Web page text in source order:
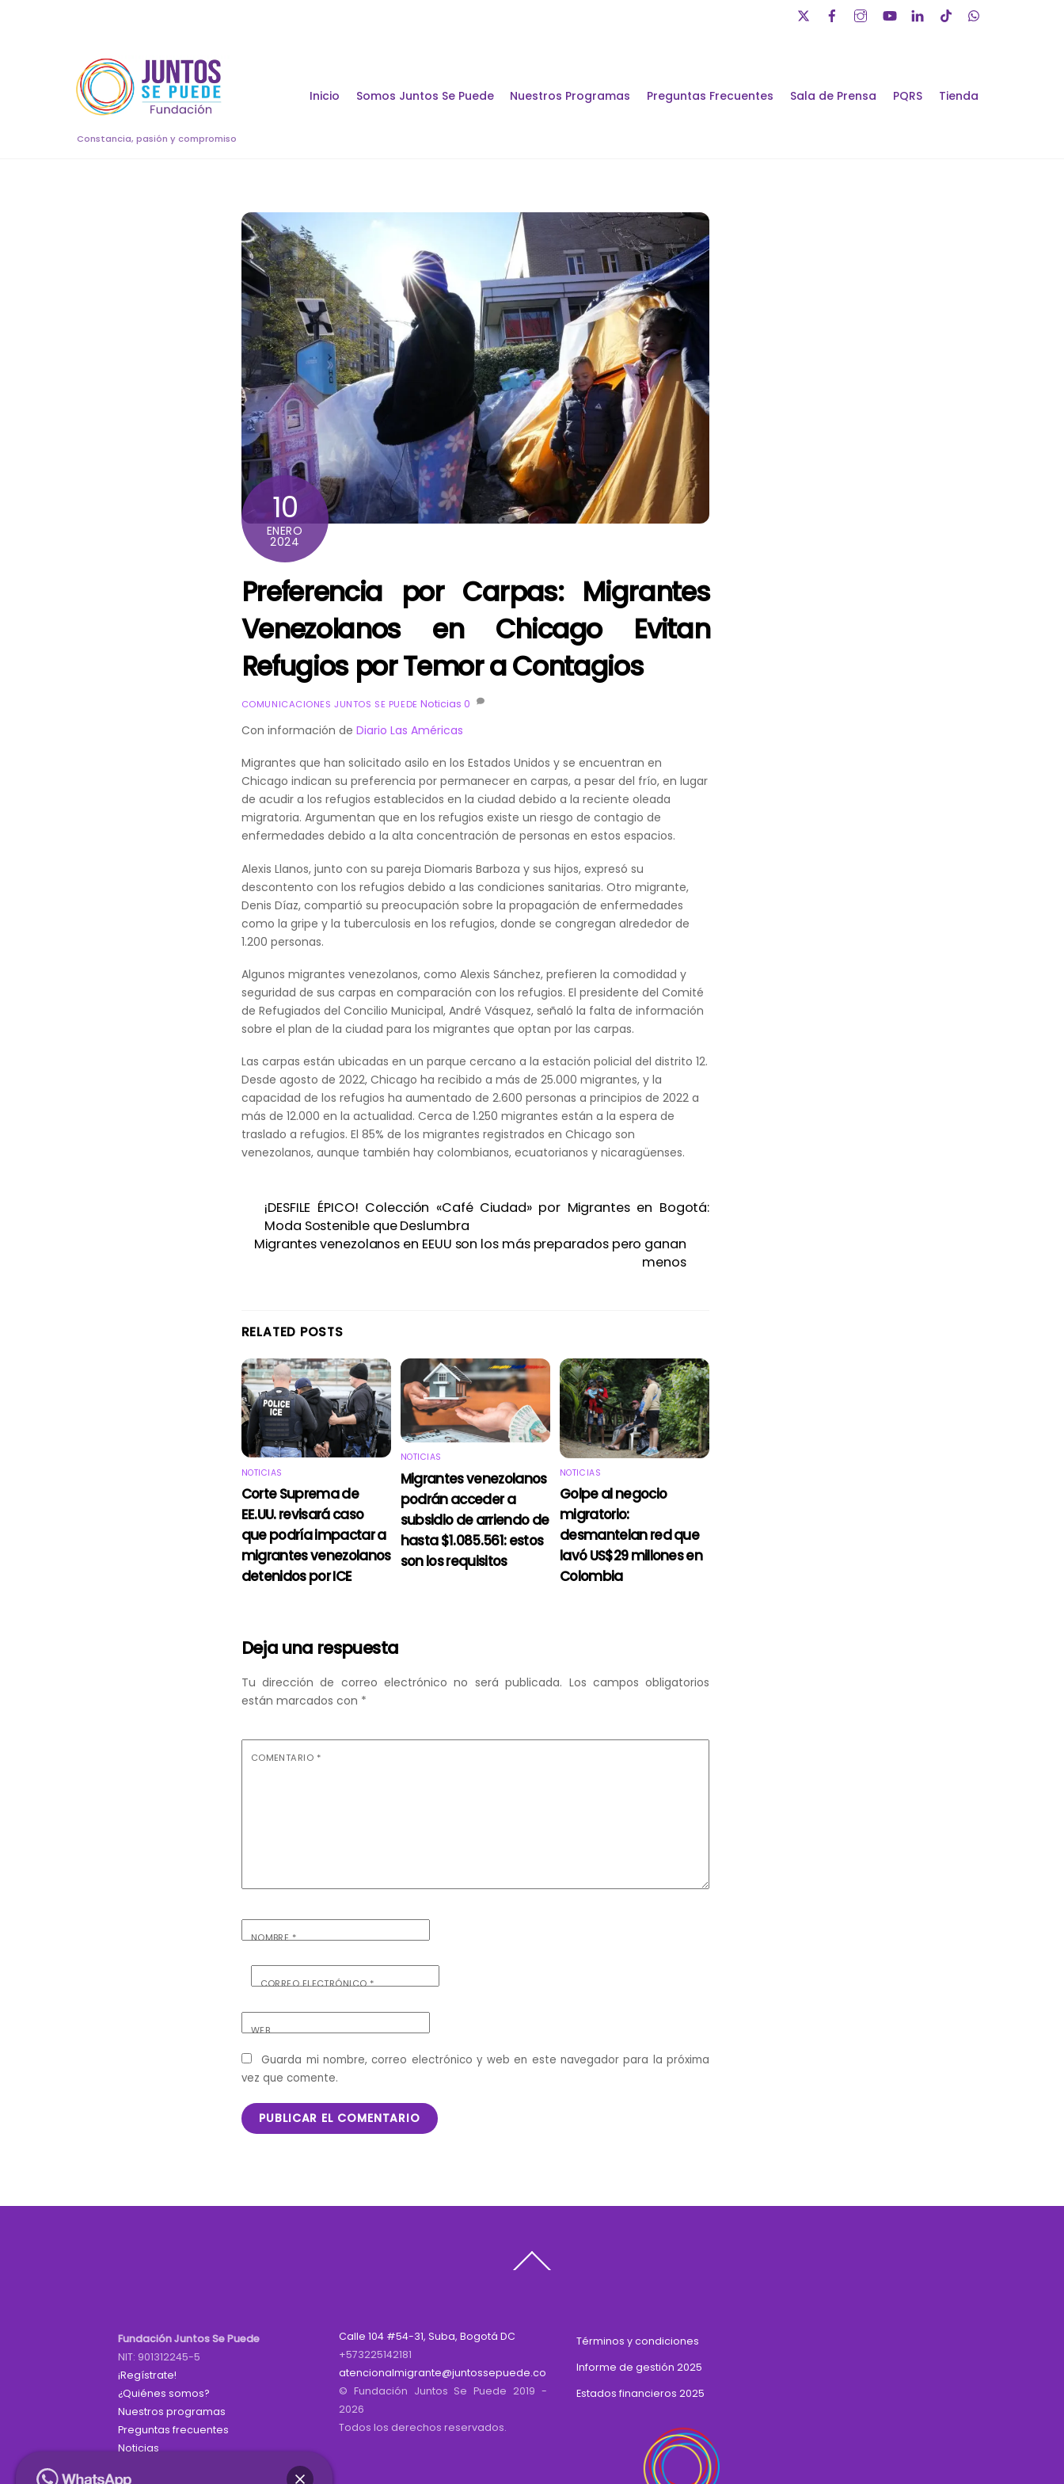
Constancia, pasión y compromiso
Inicio Somos Juntos Se Puede Nuestros Programas Preguntas Frecuentes Sala de Prensa PQRS Tienda
10
ENERO
2024
Preferencia por Carpas: Migrantes
Venezolanos en Chicago Evitan
Refugios por Temor a Contagios
COMUNICACIONES JUNTOS SE PUEDE Noticias 0
Con información de Diario Las Américas
Migrantes que han solicitado asilo en los Estados Unidos y se encuentran en
Chicago indican su preferencia por permanecer en carpas, a pesar del frío, en lugar
de acudir a los refugios establecidos en la ciudad debido a la reciente oleada
migratoria. Argumentan que en los refugios existe un riesgo de contagio de
enfermedades debido a la alta concentración de personas en estos espacios.
Alexis Llanos, junto con su pareja Diomaris Barboza y sus hijos, expresó su
descontento con los refugios debido a las condiciones sanitarias. Otro migrante,
Denis Díaz, compartió su preocupación sobre la propagación de enfermedades
como la gripe y la tuberculosis en los refugios, donde se congregan alrededor de
1.200 personas.
Algunos migrantes venezolanos, como Alexis Sánchez, prefieren la comodidad y
seguridad de sus carpas en comparación con los refugios. El presidente del Comité
de Refugiados del Concilio Municipal, André Vásquez, señaló la falta de información
sobre el plan de la ciudad para los migrantes que optan por las carpas.
Las carpas están ubicadas en un parque cercano a la estación policial del distrito 12.
Desde agosto de 2022, Chicago ha recibido a más de 25.000 migrantes, y la
capacidad de los refugios ha aumentado de 2.600 personas a principios de 2022 a
más de 12.000 en la actualidad. Cerca de 1.250 migrantes están a la espera de
traslado a refugios. El 85% de los migrantes registrados en Chicago son
venezolanos, aunque también hay colombianos, ecuatorianos y nicaragüenses.
¡DESFILE ÉPICO! Colección «Café Ciudad» por Migrantes en Bogotá:
Moda Sostenible que Deslumbra
Migrantes venezolanos en EEUU son los más preparados pero ganan
menos
RELATED POSTS
NOTICIAS
Corte Suprema de
EE.UU. revisará caso
que podría impactar a
migrantes venezolanos
detenidos por ICE
NOTICIAS
Migrantes venezolanos
podrán acceder a
subsidio de arriendo de
hasta $1.085.561: estos
son los requisitos
NOTICIAS
Golpe al negocio
migratorio:
desmantelan red que
lavó US$29 millones en
Colombia
Deja una respuesta
Tu dirección de correo electrónico no será publicada. Los campos obligatorios
están marcados con *
COMENTARIO *
NOMBRE*
CORREO ELECTRÓNICO*
WEB
Guarda mi nombre, correo electrónico y web en este navegador para la próxima
vez que comente.
To
Fundación Juntos Se Puede
NIT: 901312245-5
¡Regístrate!
¿Quiénes somos?
Nuestros programas
Preguntas frecuentes
Noticias
Calle 104 #54-31, Suba, Bogotá DC
+573225142181
atencionalmigrante@juntossepuede.co
© Fundación Juntos Se Puede 2019 -
2026
Todos los derechos reservados.
Términos y condiciones
Informe de gestión 2025
Estados financieros 2025